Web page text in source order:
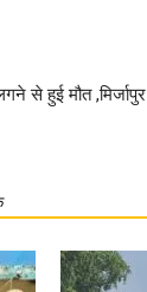
से हुई मौत ,मिर्जापुर